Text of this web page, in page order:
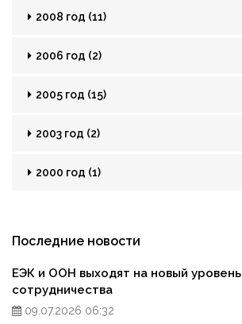
2008 год (11)
2006 год (2)
2005 год (15)
2003 год (2)
2000 год (1)
Последние новости
ЕЭК и ООН выходят на новый уровень
сотрудничества
09.07.2026 06:32